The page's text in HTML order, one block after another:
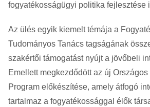
fogyatékosságügyi politika fejlesztése
Az ülés egyik kiemelt témája a
Tudományos Tanács tagságának
szakértői támogatást nyújt a jövőbeli
Emellett megkezdődött az új
Program előkészítése, amely átfogó
tartalmaz a fogyatékossággal élők